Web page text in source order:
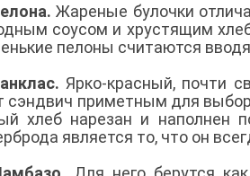
Жареные булочки
соусом и хрустящим
пелоны считаются
Ярко-красный, почти
сэндвич приметным для
хлеб нарезан и наполнен
является то, что он